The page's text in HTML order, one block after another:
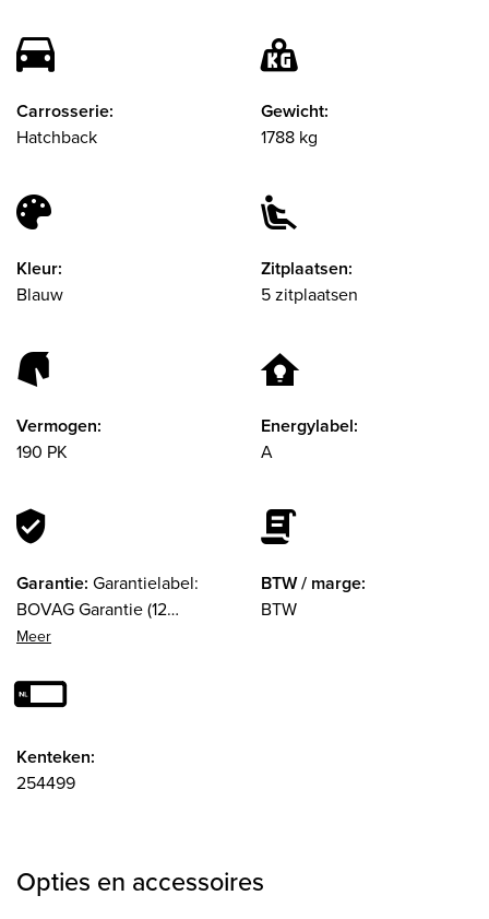
Carrosserie:
Hatchback
Gewicht:
1788 kg
Kleur:
Blauw
Zitplaatsen:
5 zitplaatsen
Vermogen:
190 PK
Energylabel:
A
Garantie: Garantielabel:
BOVAG Garantie (12
maanden). 12 maanden
BTW / marge:
BTW
Kenteken:
254499
Opties en accessoires